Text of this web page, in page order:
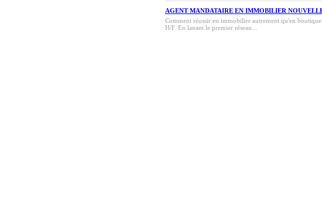
AGENT MANDATAIRE EN IMMOBILIER
Comment réussir en immobilier autrement qu'en
H/F. En lanant le premier réseau...